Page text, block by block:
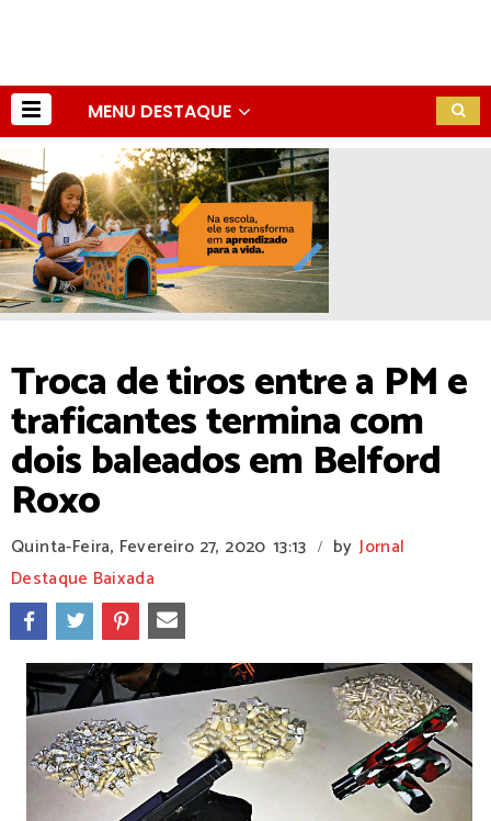
MENU DESTAQUE
Troca de tiros entre a PM e
traficantes termina com
dois baleados em Belford
Roxo
Quinta-Feira, Fevereiro 27, 2020 13:13 / by Jornal
Destaque Baixada